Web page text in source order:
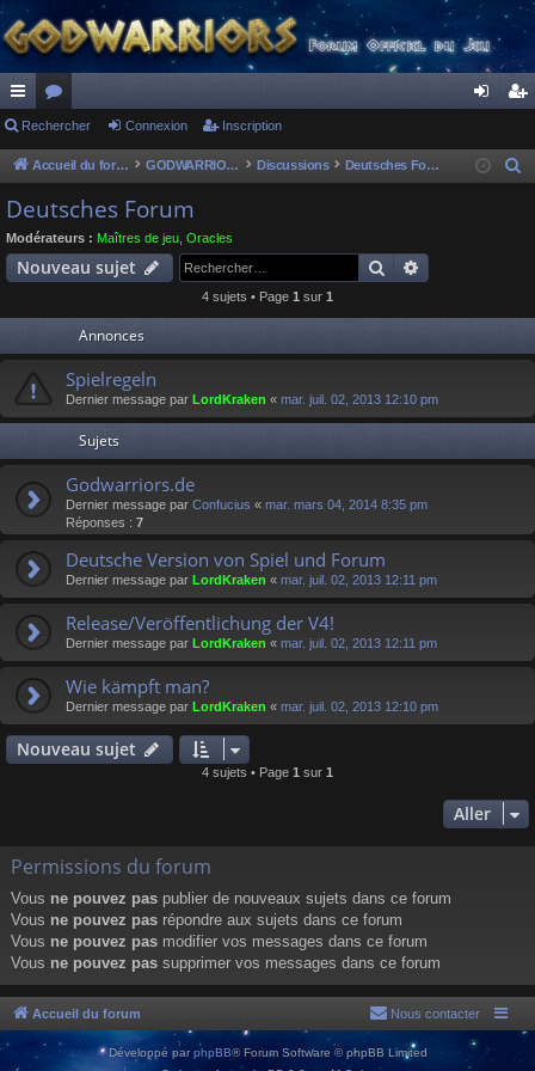
ac
co
ur
ci
or
u
s
ne cri
Rechercher Connexion Inscription
Accueil du forum GODWARRIORS - LE JEU Discussions Deutsches Forum
c
Deutsches Forum
Modérateurs : Maîtres de jeu Oracles
Nouveau sujet Rechercher
4 sujets • Page 1 sur 1
Annonces
Spielregeln
Dernier message par LordKraken « mar. juil. 02, 2013 12:10 pm
Sujets
Godwarriors.de
Dernier message par Confucius « mar. mars 04, 2014 8:35 pm
Réponses : 7
Deutsche Version von Spiel und Forum
Dernier message par LordKraken « mar. juil. 02, 2013 12:11 pm
Release/Veröffentlichung der V4!
Dernier message par LordKraken « mar. juil. 02, 2013 12:11 pm
Wie kämpft man?
Dernier message par LordKraken « mar. juil. 02, 2013 12:10 pm
Nouveau sujet
4 sujets • Page 1 sur 1
Aller
Permissions du forum
Vous ne pouvez pas publier de nouveaux sujets dans ce forum
Vous ne pouvez pas répondre aux sujets dans ce forum
Vous ne pouvez pas modifier vos messages dans ce forum
Vous ne pouvez pas supprimer vos messages dans ce forum
Accueil du forum Nous contacter
Développé par phpBB® Forum Software © phpBB Limited